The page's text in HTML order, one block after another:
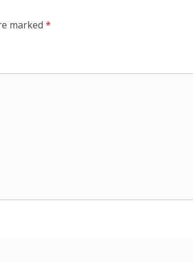
marked *